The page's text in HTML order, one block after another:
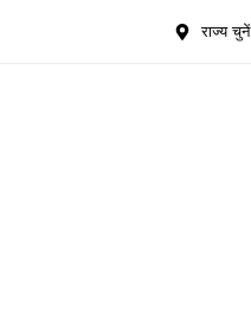
राज्य चुनें